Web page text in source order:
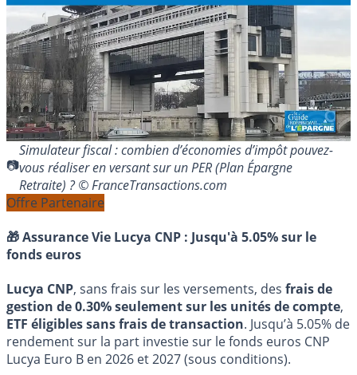
Simulateur fiscal : combien d’économies d’impôt pouvez-
vous réaliser en versant sur un PER (Plan Épargne
Retraite) ? © FranceTransactions.com
Offre Partenaire
🎁 Assurance Vie Lucya CNP : Jusqu'à 5.05% sur le
fonds euros
Lucya CNP, sans frais sur les versements, des frais de
gestion de 0.30% seulement sur les unités de compte,
ETF éligibles sans frais de transaction. Jusqu’à 5.05% de
rendement sur la part investie sur le fonds euros CNP
Lucya Euro B en 2026 et 2027 (sous conditions).